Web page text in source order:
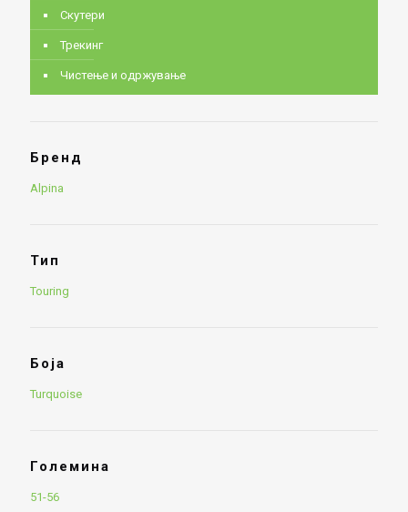
Скутери
Трекинг
Чистење и одржување
Бренд
Alpina
Тип
Touring
Боја
Turquoise
Големина
51-56